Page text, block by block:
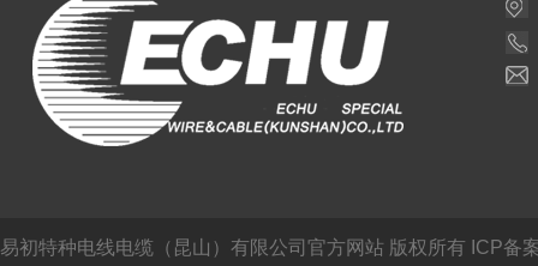
易初特种电线电缆（昆山）有限公司官方网站 版权所有 ICP备